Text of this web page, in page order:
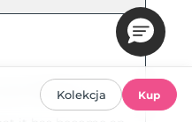
Kolekcja Kup